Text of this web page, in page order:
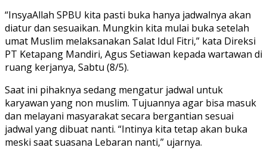
“InsyaAllah SPBU kita pasti buka hanya jadwalnya akan
diatur dan sesuaikan. Mungkin kita mulai buka setelah
umat Muslim melaksanakan Salat Idul Fitri,” kata Direksi
PT Ketapang Mandiri, Agus Setiawan kepada wartawan di
ruang kerjanya, Sabtu (8/5).
Saat ini pihaknya sedang mengatur jadwal untuk
karyawan yang non muslim. Tujuannya agar bisa masuk
dan melayani masyarakat secara bergantian sesuai
jadwal yang dibuat nanti. “Intinya kita tetap akan buka
meski saat suasana Lebaran nanti,” ujarnya.